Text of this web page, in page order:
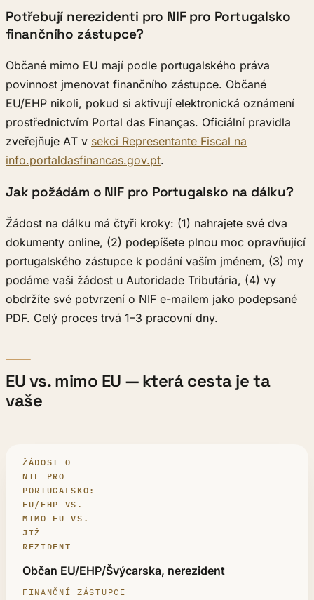
Potřebují nerezidenti pro NIF pro Portugalsko
finančního zástupce?
Občané mimo EU mají podle portugalského práva
povinnost jmenovat finančního zástupce. Občané
EU/EHP nikoli, pokud si aktivují elektronická oznámení
prostřednictvím Portal das Finanças. Oficiální pravidla
zveřejňuje AT v sekci Representante Fiscal na
info.portaldasfinancas.gov.pt.
Jak požádám o NIF pro Portugalsko na dálku?
Žádost na dálku má čtyři kroky: (1) nahrajete své dva
dokumenty online, (2) podepíšete plnou moc opravňující
portugalského zástupce k podání vaším jménem, (3) my
podáme vaši žádost u Autoridade Tributária, (4) vy
obdržíte své potvrzení o NIF e-mailem jako podepsané
PDF. Celý proces trvá 1–3 pracovní dny.
EU vs. mimo EU — která cesta je ta
vaše
ŽÁDOST O
NIF PRO
PORTUGALSKO:
EU/EHP VS.
MIMO EU VS.
JIŽ
REZIDENT
VAŠE SITUACE
FINANČNÍ ZÁSTUPCE
Občan EU/EHP/Švýcarska, nerezident